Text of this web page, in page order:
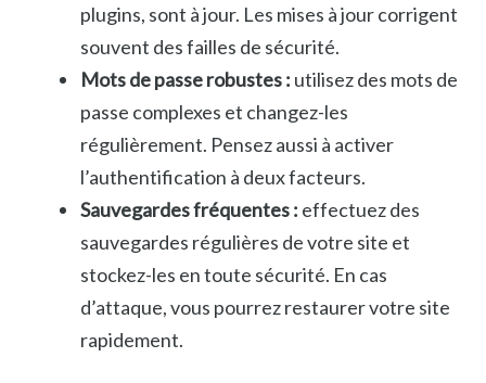
plugins, sont à jour. Les mises à jour corrigent
souvent des failles de sécurité.
Mots de passe robustes : utilisez des mots de
passe complexes et changez-les
régulièrement. Pensez aussi à activer
l’authentification à deux facteurs.
Sauvegardes fréquentes : effectuez des
sauvegardes régulières de votre site et
stockez-les en toute sécurité. En cas
d’attaque, vous pourrez restaurer votre site
rapidement.